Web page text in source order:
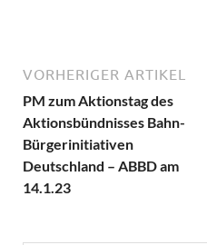
VORHERIGER ARTIKEL
PM zum Aktionstag des
Aktionsbündnisses Bahn-
Bürgerinitiativen
Deutschland – ABBD am
14.1.23